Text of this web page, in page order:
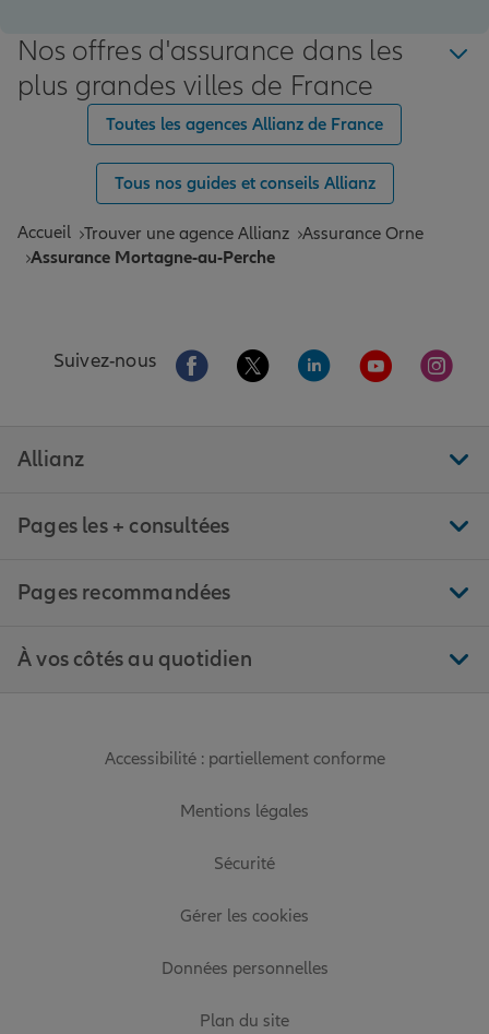
Nos offres d'assurance dans les
plus grandes villes de France
Toutes les agences Allianz de France
Tous nos guides et conseils Allianz
Accueil Trouver une agence Allianz Assurance Orne
Assurance Mortagne-au-Perche
Suivez-nous Aller sur la page Facebook de Allianz
Aller sur la page Twitter de
Aller sur la page
Aller sur la
Aller
Allianz
Pages les + consultées
Pages recommandées
À vos côtés au quotidien
Accessibilité : partiellement conforme
Mentions légales
Sécurité
Gérer les cookies
Données personnelles
Plan du site